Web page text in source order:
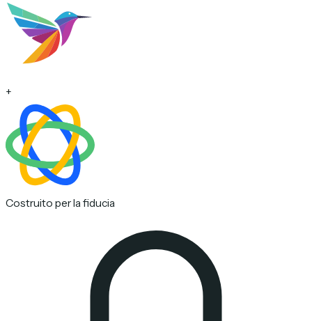
+
Costruito per la fiducia